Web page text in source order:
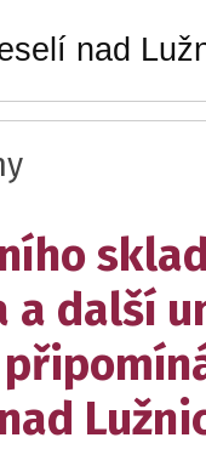
nad
a další